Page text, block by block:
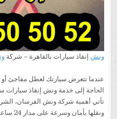
ونش إنقاذ سيارات بالقاهرة – شركة
عندما تتعرض سيارتك لعطل مفاجئ
الحاجة إلى خدمة ونش إنقاذ سيارات
تأتي أهمية شركة ونش الفرسان،
ونقلها بأمان وسرعة على مدار 24 ساعة.